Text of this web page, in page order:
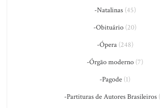
-Natalinas(45)
-Obituário (20)
-Ópera(248)
-Órgão moderno (7)
-Pagode (1)
-Partituras de Autores Brasileiros